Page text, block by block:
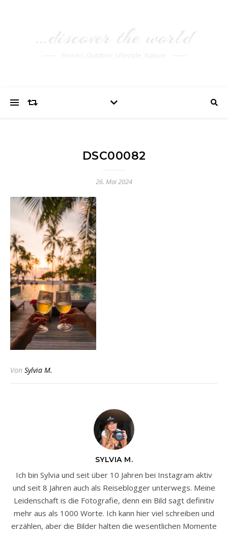
DSC00082
26. Mai 2024
Von Sylvia M.
SYLVIA M.
Ich bin Sylvia und seit über 10 Jahren bei Instagram aktiv
und seit 8 Jahren auch als Reiseblogger unterwegs. Meine
Leidenschaft is die Fotografie, denn ein Bild sagt definitiv
mehr aus als 1000 Worte. Ich kann hier viel schreiben und
erzählen, aber die Bilder halten die wesentlichen Momente